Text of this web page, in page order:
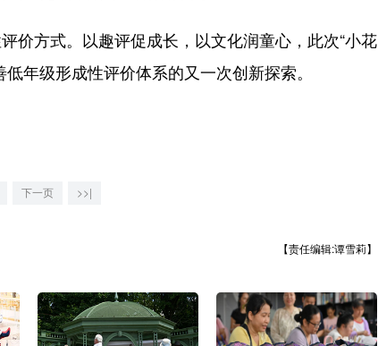
方式。以趣评促成长，以文化润童心，此次“小花
年级形成性评价体系的又一次创新探索。
下一页 >>|
【责任编辑:谭雪莉】